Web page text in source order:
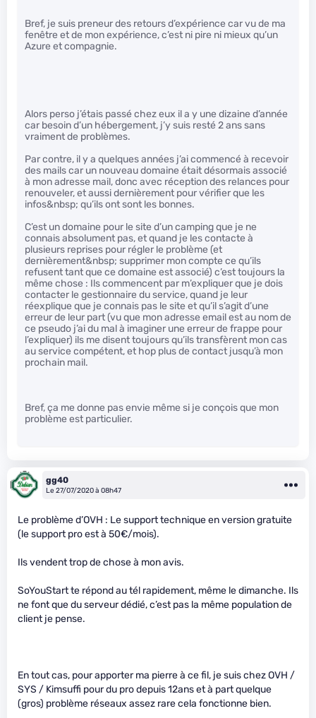
Bref, je suis preneur des retours d’expérience car vu de ma
fenêtre et de mon expérience, c’est ni pire ni mieux qu’un
Azure et compagnie.
Alors perso j’étais passé chez eux il a y une dizaine d’année
car besoin d’un hébergement, j’y suis resté 2 ans sans
vraiment de problèmes.
Par contre, il y a quelques années j’ai commencé à recevoir
des mails car un nouveau domaine était désormais associé
à mon adresse mail, donc avec réception des relances pour
renouveler, et aussi dernièrement pour vérifier que les
infos&nbsp; qu’ils ont sont les bonnes.
C’est un domaine pour le site d’un camping que je ne
connais absolument pas, et quand je les contacte à
plusieurs reprises pour régler le problème (et
dernièrement&nbsp; supprimer mon compte ce qu’ils
refusent tant que ce domaine est associé) c’est toujours la
même chose : Ils commencent par m’expliquer que je dois
contacter le gestionnaire du service, quand je leur
réexplique que je connais pas le site et qu’il s’agit d’une
erreur de leur part (vu que mon adresse email est au nom de
ce pseudo j’ai du mal à imaginer une erreur de frappe pour
l’expliquer) ils me disent toujours qu’ils transfèrent mon cas
au service compétent, et hop plus de contact jusqu’à mon
prochain mail.
Bref, ça me donne pas envie même si je conçois que mon
problème est particulier.
gg40
Le 27/07/2020 à 08h47
Le problème d’OVH : Le support technique en version gratuite
(le support pro est à 50€/mois).
Ils vendent trop de chose à mon avis.
SoYouStart te répond au tél rapidement, même le dimanche. Ils
ne font que du serveur dédié, c’est pas la même population de
client je pense.
En tout cas, pour apporter ma pierre à ce fil, je suis chez OVH /
SYS / Kimsuffi pour du pro depuis 12ans et à part quelque
(gros) problème réseaux assez rare cela fonctionne bien.